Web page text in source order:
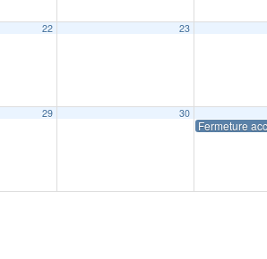
22 23
29 30
Fermeture